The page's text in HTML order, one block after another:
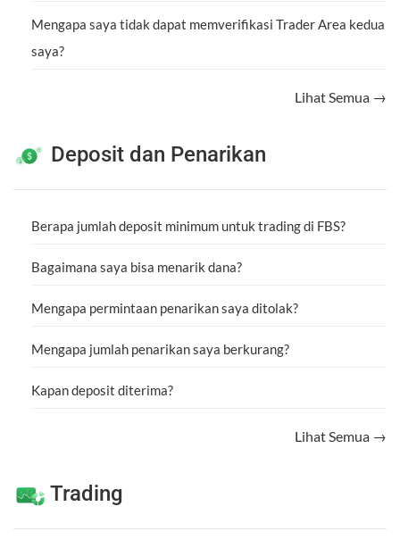
Mengapa saya tidak dapat memverifikasi Trader Area kedua
saya?
Lihat Semua →
Deposit dan Penarikan
Berapa jumlah deposit minimum untuk trading di FBS?
Bagaimana saya bisa menarik dana?
Mengapa permintaan penarikan saya ditolak?
Mengapa jumlah penarikan saya berkurang?
Kapan deposit diterima?
Lihat Semua →
Trading